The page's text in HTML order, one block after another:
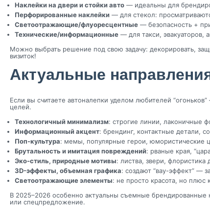
Наклейки на двери и стойки авто — идеальны для
Перфорированные наклейки — для стекол:
Светоотражающие/флуоресцентные — безопасность +
Технические/информационные — для такси, эвакуаторов,
Можно выбрать решение под свою задачу: декорировать,
визиток!
Актуальные
Если вы считаете автоналепки уделом любителей
целей.
Технологичный минимализм: строгие линии, лаконичные
Информационный акцент: брендинг, контактные детали,
Поп-культура: мемы, популярные герои, юмористические
Брутальность и имитация повреждений: рваные края,
Эко-стиль, природные мотивы: листва, звери,
3D-эффекты, объемная графика: создают “вау-эффект” —
Светоотражающие элементы: не просто красота, но плюс
В 2025–2026 особенно актуальны съемные
или спецпредложение.